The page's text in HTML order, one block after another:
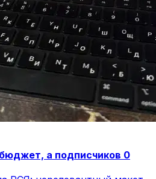
а подписчиков 0